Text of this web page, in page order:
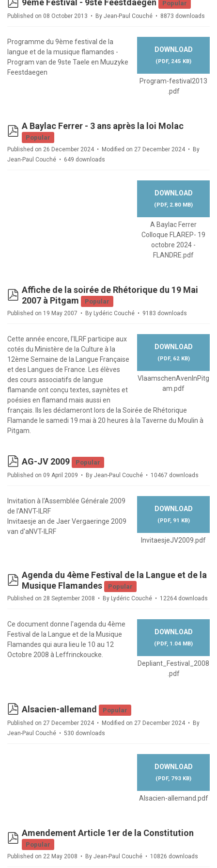
9ème Festival - 9ste Feestdaegen Popular
Published on 08 October 2013 By Jean-Paul Couché 8873 downloads
DOWNLOAD
(PDF, 245 KB)
Program-festival2013
.pdf
Programme du 9ème festival de la
langue et de la musique flamandes -
Program van de 9ste Taele en Muuzyke
Feestdaegen
pdf
A Baylac Ferrer - 3 ans après la loi Molac
Popular
Published on 26 December 2024 Modified on 27 December 2024
By
Jean-Paul Couché
649 downloads
DOWNLOAD
(PDF, 2.80 MB)
A Baylac Ferrer
Colloque FLAREP- 19
octobre 2024 -
FLANDRE.pdf
pdf
Affiche de la soirée de Rhétorique du 19 Mai
2007 à Pitgam
Popular
Published on 19 May 2007 By Lydéric Couché 9183 downloads
DOWNLOAD
(PDF, 62 KB)
VlaamschenAvenInPitg
am.pdf
Cette année encore, l'ILRF participe aux
cotés du Ministère de la Culture à la
12ème Semaine de la Langue Française
et des Langues de France. Les élèves
des cours associatifs de langue
flamande ont conçu textes, saynètes et
poésies en flamand mais aussi en
français. Ils les déclameront lors de la Soirée de Rhétorique
Flamande le samedi 19 mai à 20 heures à la Taverne du Moulin à
Pitgam.
pdf
AG-JV 2009 Popular
Published on 09 April 2009 By Jean-Paul Couché 10467 downloads
DOWNLOAD
(PDF, 91 KB)
InvitaesjeJV2009.pdf
Invitation à l'Assemblée Générale 2009
de l'ANVT-ILRF
Invitaesje an de Jaer Vergaeringe 2009
van d'aNVT-ILRF
pdf
Agenda du 4ème Festival de la Langue et de la
Musique Flamandes
Popular
Published on 28 September 2008 By Lydéric Couché 12264 downloads
DOWNLOAD
(PDF, 1.04 MB)
Depliant_Festival_2008
.pdf
Ce document donne l'agenda du 4ème
Festival de la Langue et de la Musique
Flamandes qui aura lieu le 10 au 12
Octobre 2008 à Leffrinckoucke.
pdf
Alsacien-allemand Popular
Published on 27 December 2024 Modified on 27 December 2024
By
Jean-Paul Couché
530 downloads
DOWNLOAD
(PDF, 793 KB)
Alsacien-allemand.pdf
pdf
Amendement Article 1er de la Constitution
Popular
Published on 22 May 2008 By Jean-Paul Couché 10826 downloads